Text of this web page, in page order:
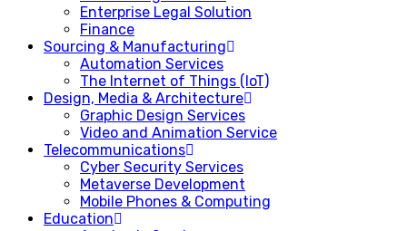
Enterprise Legal Solution
Finance
Sourcing & Manufacturing
Automation Services
The Internet of Things (IoT)
Design, Media & Architecture
Graphic Design Services
Video and Animation Service
Telecommunications
Cyber Security Services
Metaverse Development
Mobile Phones & Computing
Education